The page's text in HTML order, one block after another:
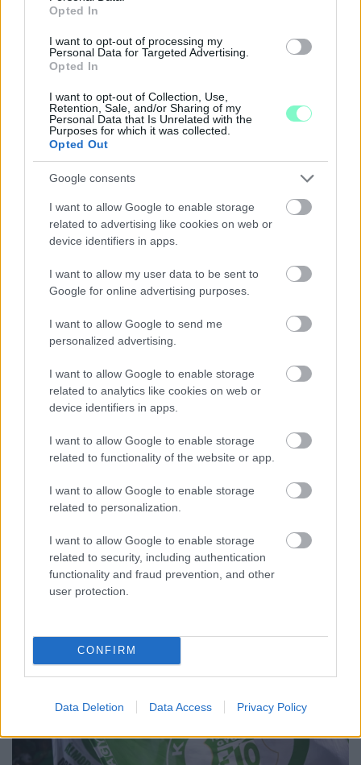
Opted In
I want to opt-out of processing my
Personal Data for Targeted Advertising.
Opted In
I want to opt-out of Collection, Use,
Retention, Sale, and/or Sharing of my
Personal Data that Is Unrelated with the
Purposes for which it was collected.
Opted Out
Google consents
I want to allow Google to enable storage
related to advertising like cookies on web or
device identifiers in apps.
I want to allow my user data to be sent to
Google for online advertising purposes.
I want to allow Google to send me
personalized advertising.
I want to allow Google to enable storage
related to analytics like cookies on web or
device identifiers in apps.
I want to allow Google to enable storage
related to functionality of the website or app.
I want to allow Google to enable storage
related to personalization.
I want to allow Google to enable storage
related to security, including authentication
functionality and fraud prevention, and other
user protection.
CONFIRM
Data Deletion Data Access Privacy Policy
INFLÁCIÓ MAGYARORSZÁGON
Júliusban mindössze 1,2 százalékkal emelkedtek éves
összevetésben a fogyasztói árak, miközben az élelmiszerek ára
már csökkent.
A BAROKK ÖSSZES ÁRNYALATA ÉS MÉG EGY SOR
KIVÁLÓ PROGRAM VÁR MINDENKIT EZEN A HÉTVÉGÉN
GYŐRBEN
Középpontban a hagyományőrzés, de lesz Pogány Induló és
Majka koncert, jóga szeánsz, “borhajózás” és egy csomó minden